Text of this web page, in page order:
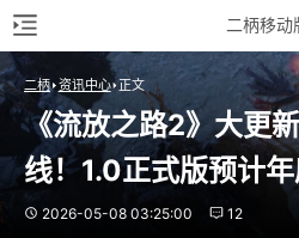
二柄移动
二柄 资讯中心 正文
《流放之路2》大更
线！1.0正式版预计
2026-05-08 03:25:00 12